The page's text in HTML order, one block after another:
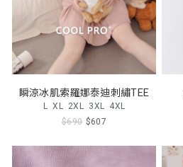
瞬涼冰肌索羅娜泰迪刺繡TEE
L XL 2XL 3XL 4XL
$690 $607